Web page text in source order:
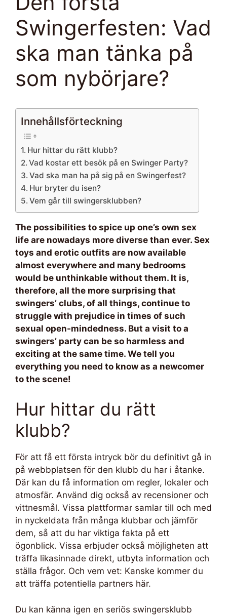
Swingerfesten: Vad
ska man tänka på
som nybörjare?
Innehållsförteckning
Hur hittar du rätt klubb?
Vad kostar ett besök på en Swinger Party?
Vad ska man ha på sig på en Swingerfest?
Hur bryter du isen?
Vem går till swingersklubben?
The possibilities to spice up one’s own sex
life are nowadays more diverse than ever. Sex
toys and erotic outfits are now available
almost everywhere and many bedrooms
would be unthinkable without them. It is,
therefore, all the more surprising that
swingers’ clubs, of all things, continue to
struggle with prejudice in times of such
sexual open-mindedness. But a visit to a
swingers’ party can be so harmless and
exciting at the same time. We tell you
everything you need to know as a newcomer
to the scene!
Hur hittar du rätt
klubb?
För att få ett första intryck bör du definitivt gå in
på webbplatsen för den klubb du har i åtanke.
Där kan du få information om regler, lokaler och
atmosfär. Använd dig också av recensioner och
vittnesmål. Vissa plattformar samlar till och med
in nyckeldata från många klubbar och jämför
dem, så att du har viktiga fakta på ett
ögonblick. Vissa erbjuder också möjligheten att
träffa likasinnade direkt, utbyta information och
ställa frågor. Och vem vet: Kanske kommer du
att träffa potentiella partners här.
Du kan känna igen en seriös swingersklubb